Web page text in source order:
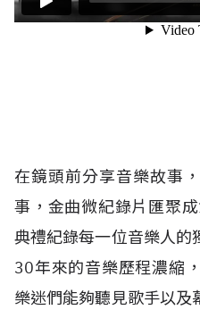
在鏡頭前分享音樂故事
事，金曲微紀錄片匯聚
典禮紀錄每一位音樂人的
30年來的音樂歷程濃縮
樂迷們能夠聽見歌手以及